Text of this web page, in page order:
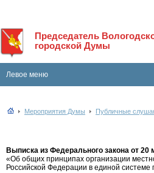
Председатель
городской Думы
Левое меню
Мероприятия Думы Публичные
Выписка из Федерального закона от
«Об общих принципах организации
Российской Федерации в единой системе